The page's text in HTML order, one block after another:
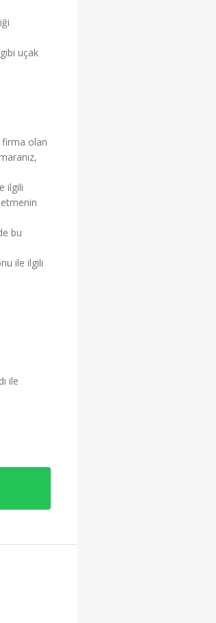
uçak
firma olan
ilgili
bu
ile ilgili
ile